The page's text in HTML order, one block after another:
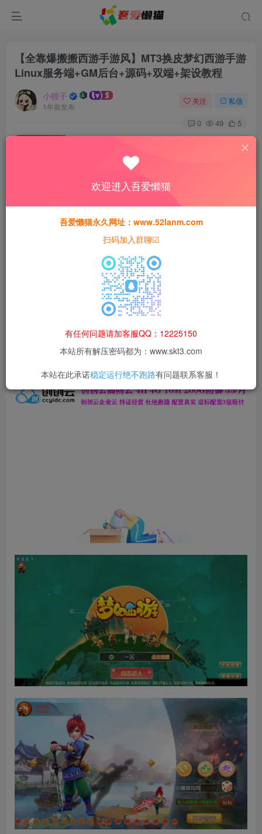
【全靠爆搬搬西游手游风】MT3换皮梦幻西游手游
Linux服务端+GM后台+源码+双端+架设教程
小狸子
1年前发布
关注 私信
0 49 5
此内容为付费资源，请付费后查看
猫粮30
黄金会员猫粮15 钻石会员 免费
本站所有资源均为网络收集整理而来，仅供学习研究使用，请在下
载后24h内删除，谢谢合作！
本站资源仅用于学习交流，禁止商业运营与违法、侵权
果由使用者自行承担。
欢迎进入吾爱懒猫
吾爱懒猫永久网址：www.52lanm.com
扫码加入群聊☑
有任何问题请加客服QQ：12225150
本站所有解压密码都为：www.skt3.com
本站在此承诺稳定运行绝不跑路有问题联系客服！